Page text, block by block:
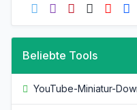
Beliebte Tools
YouTube-Miniatur-